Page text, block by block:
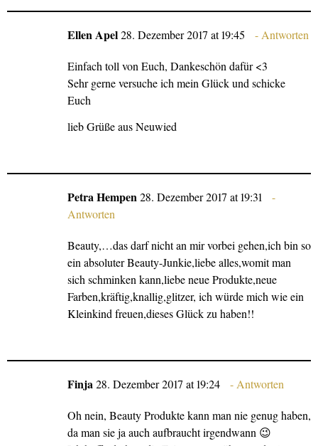
Ellen Apel28. Dezember 2017 at 19:45 Antworten
Einfach toll von Euch, Dankeschön dafür <3
Sehr gerne versuche ich mein Glück und schicke
Euch
lieb Grüße aus Neuwied
Petra Hempen28. Dezember 2017 at 19:31
Antworten
Beauty,…das darf nicht an mir vorbei gehen,ich bin so
ein absoluter Beauty-Junkie,liebe alles,womit man
sich schminken kann,liebe neue Produkte,neue
Farben,kräftig,knallig,glitzer, ich würde mich wie ein
Kleinkind freuen,dieses Glück zu haben!!
Finja 28. Dezember 2017 at 19:24 Antworten
Oh nein, Beauty Produkte kann man nie genug haben,
da man sie ja auch aufbraucht irgendwann 😉